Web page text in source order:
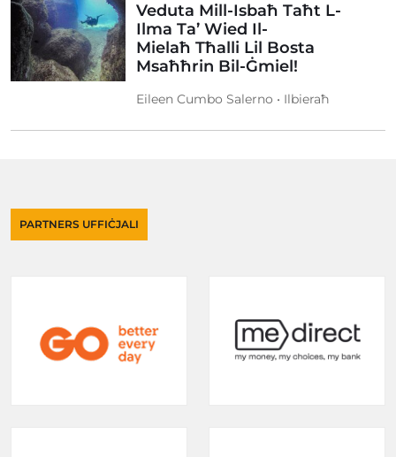
Veduta Mill-Isbaħ Taħt L-
Ilma Ta’ Wied Il-
Mielaħ Tħalli Lil Bosta
Msaħħrin Bil-Ġmiel!
Eileen Cumbo Salerno • Ilbieraħ
PARTNERS UFFIĊJALI